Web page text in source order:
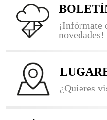
¡Infórmate
novedades!
¿Quieres